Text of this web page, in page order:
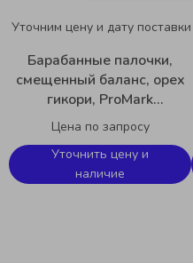
Уточним цену и дату поставки
Барабанные палочки,
смещенный баланс, орех
гикори, ProMark
FBH580TW 55A Select
Forward Balance
Цена по запросу
Уточнить цену и
наличие